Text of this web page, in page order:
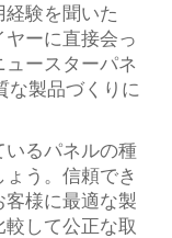
験を聞いた
ーに直接会っ
ースターパネ
な製品づくりに
いるパネルの種
う。信頼でき
様に最適な製
して公正な取